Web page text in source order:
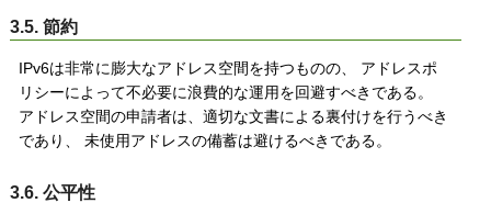
3.5. 節約
IPv6は非常に膨大なアドレス空間を持つものの、 アドレスポ
リシーによって不必要に浪費的な運用を回避すべきである。
アドレス空間の申請者は、適切な文書による裏付けを行うべき
であり、 未使用アドレスの備蓄は避けるべきである。
3.6. 公平性